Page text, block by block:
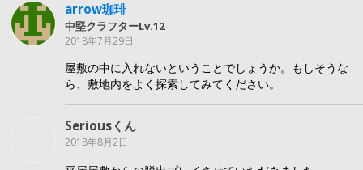
arrow珈琲
中堅クラフターLv.12
2018年7月29日
屋敷の中に入れないということでしょうか。もしそうな
ら、敷地内をよく探索してみてください。
Seriousくん
2018年8月2日